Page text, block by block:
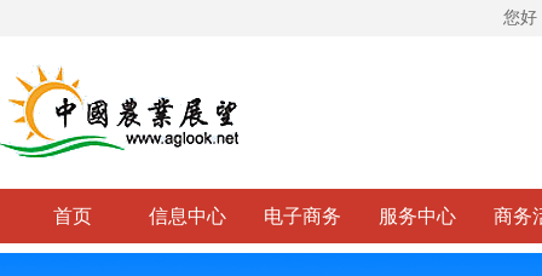
您好
首页 信息中心 电子商务 服务中心 商务